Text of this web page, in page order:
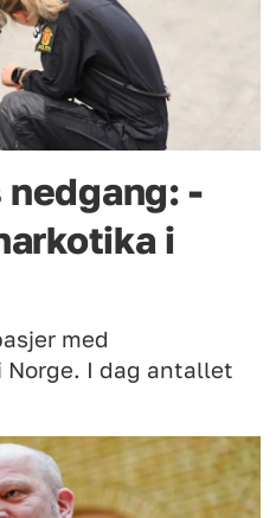
-
i
med
I dag antallet